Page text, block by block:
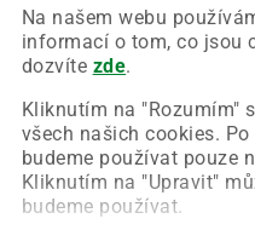
Na našem webu
informací o tom, co jsou
dozvíte zde.
Kliknutím na "Rozumím"
všech našich cookies.
budeme používat pouze
Kliknutím na "Upravit"
budeme používat.
Chyba nastala na
Zkuste prosím znovu
Obnovit stránku